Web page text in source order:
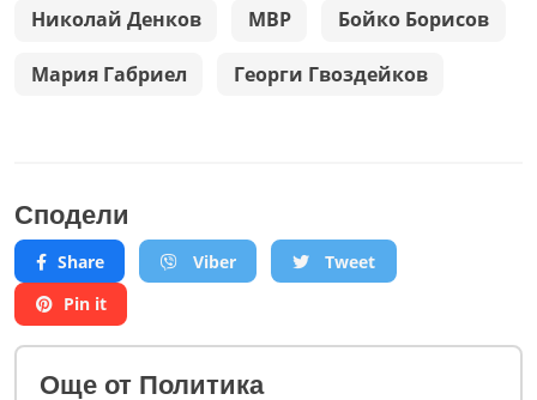
Николай Денков МВР Бойко Борисов
Мария Габриел Георги Гвоздейков
Сподели
Share Viber
Tweet
Pin it
Oще от Политика